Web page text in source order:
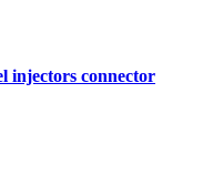
injectors connector